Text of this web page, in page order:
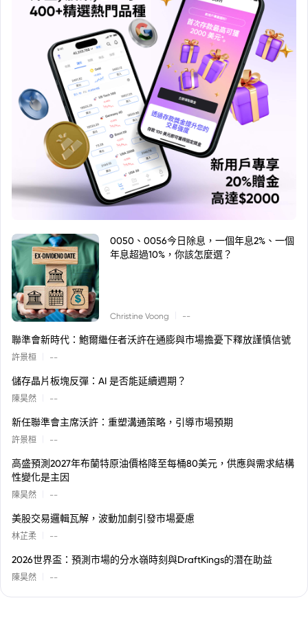
0050、0056今日除息，一個年息2%、一個
年息超過10%，你該怎麼選？
Christine Voong --
聯準會新時代：鮑爾繼任者沃許在通膨與市場擔憂下釋放謹慎信號
許景桓 --
儲存晶片板塊反彈：AI 是否能延續週期？
陳昊然 --
新任聯準會主席沃許：重塑溝通策略，引導市場預期
許景桓 --
高盛預測2027年布蘭特原油價格降至每桶80美元，供應與需求結構
性變化是主因
陳昊然 --
美股交易邏輯瓦解，波動加劇引發市場憂慮
林芷柔 --
2026世界盃：預測市場的分水嶺時刻與DraftKings的潛在助益
陳昊然 --